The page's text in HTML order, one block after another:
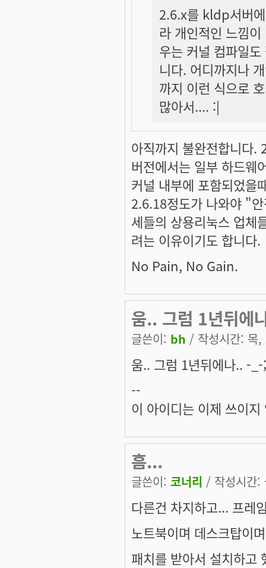
2.6.x를 kldp서버
라 개인적인 느낌
우는 커널 컴파일
니다. 어디까지나
까지 이런 식으로
많아서.... :|
아직까지 불완전합니다.
버전에서는 일부 하드
커널 내부에 포함되었을
2.6.18정도가 나와야 "
세들의 상용리눅스 업체
려는 이유이기도 합니다.
No Pain, No Gain.
움.. 그럼 1년뒤에
글쓴이: bh / 작성시간:
움.. 그럼 1년뒤에나.. -
--
이 아이디는 이제 쓰이지
흠...
글쓴이: 코너리 / 작성시간
다른건 차지하고... 프레
노트북이며 데스크탑이
패치를 받아서 설치하고